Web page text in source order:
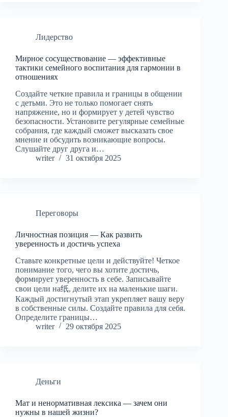
Лидерство
Мирное сосуществование — эффективные
тактики семейного воспитания для гармонии в
отношениях
Создайте четкие правила и границы в общении
с детьми. Это не только помогает снять
напряжение, но и формирует у детей чувство
безопасности. Установите регулярные семейные
собрания, где каждый сможет высказать свое
мнение и обсудить возникающие вопросы.
Слушайте друг друга и…
writer
31 октября 2025
Переговоры
Личностная позиция — Как развить
уверенность и достичь успеха
Ставьте конкретные цели и действуйте! Четкое
понимание того, чего вы хотите достичь,
формирует уверенность в себе. Записывайте
свои цели на纸, делите их на маленькие шаги.
Каждый достигнутый этап укрепляет вашу веру
в собственные силы. Создайте правила для себя.
Определите границы…
writer
29 октября 2025
Деньги
Мат и ненормативная лексика — зачем они
нужны в нашей жизни?